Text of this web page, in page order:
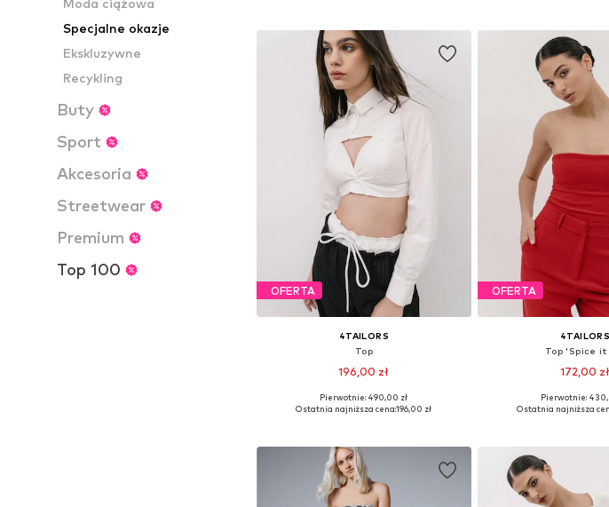
Moda ciążowa
Specjalne okazje
Ekskluzywne
Recykling
Buty
Sport
Akcesoria
Streetwear
Premium
Top 100
OFERTA
4TAILORS
Top
196,00 zł
Dostępne rozmiary: S, M
Pierwotnie: 490,00 zł
Ostatnia najniższa cena:196,00 zł
OFERTA
4TAILORS
Top 'Spice it
172,00 zł
Dostępne rozmiary: L,
Pierwotnie:
Ostatnia najniższa